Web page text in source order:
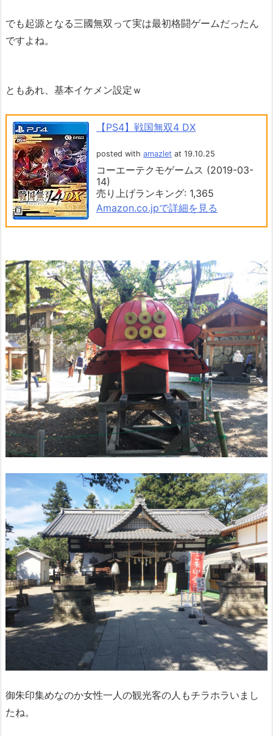
でも起源となる三國無双って実は最初格闘ゲームだったん
ですよね。
ともあれ、基本イケメン設定ｗ
【PS4】戦国無双4 DX
posted with amazlet at 19.10.25
コーエーテクモゲームス (2019-03-
14)
売り上げランキング: 1,365
Amazon.co.jpで詳細を見る
御朱印集めなのか女性一人の観光客の人もチラホラいまし
たね。